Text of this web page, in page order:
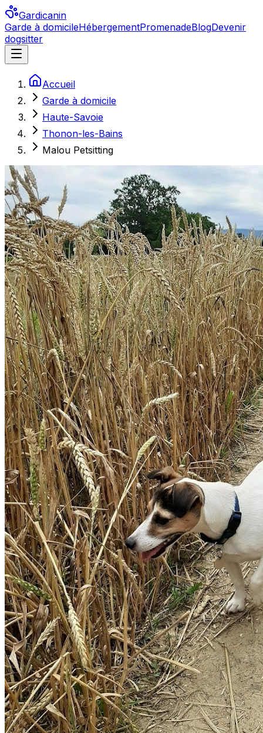
Gardicanin
Garde à domicileHébergementPromenadeBlogDevenir
dogsitter
Accueil
Garde à domicile
Haute-Savoie
Thonon-les-Bains
Malou Petsitting